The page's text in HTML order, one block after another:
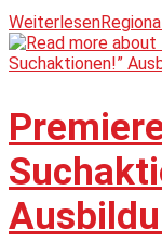
Weiterlesen